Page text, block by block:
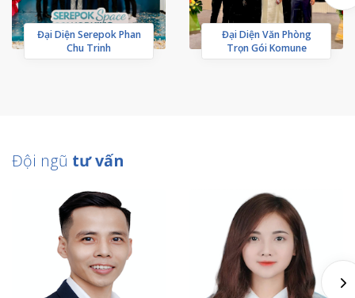
Đại Diện Serepok Phan
Chu Trinh
Đại Diện Văn Phòng
Trọn Gói Komune
Đội ngũ tư vấn